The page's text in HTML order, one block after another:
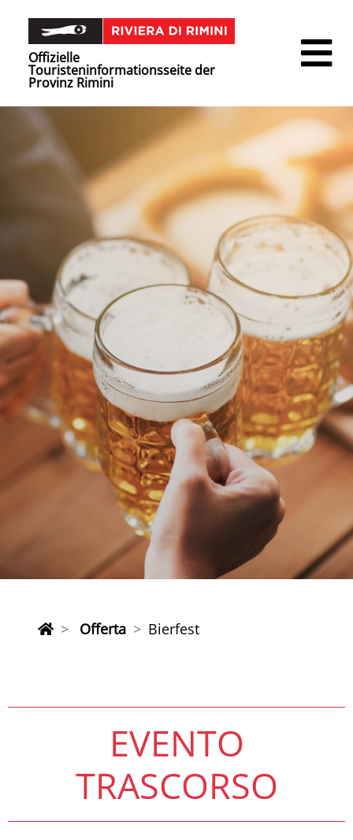
Offizielle
Touristeninformationsseite der
Provinz Rimini
Offerta Bierfest
EVENTO
TRASCORSO